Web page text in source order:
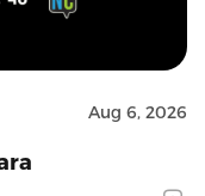
Aug 6, 2026